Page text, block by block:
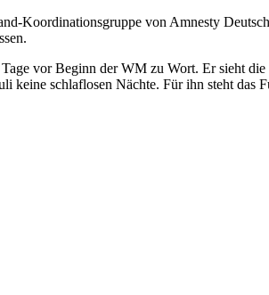
Koordinationsgruppe von Amnesty
vor Beginn der WM zu Wort. Er sieht
keine schlaflosen Nächte. Für ihn steht